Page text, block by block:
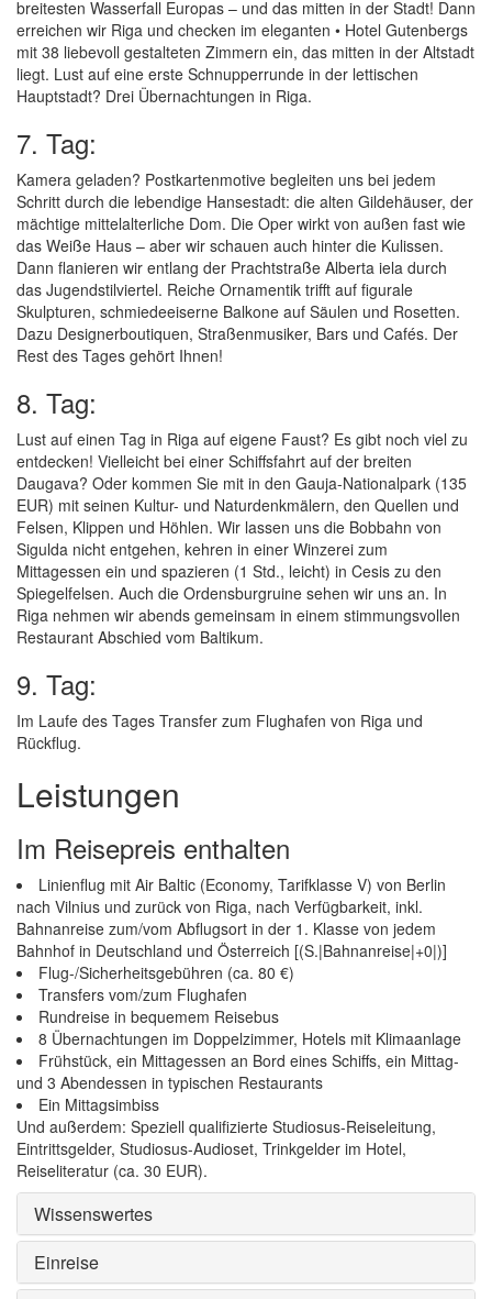
breitesten Wasserfall Europas – und das mitten in der Stadt! Dann
erreichen wir Riga und checken im eleganten • Hotel Gutenbergs
mit 38 liebevoll gestalteten Zimmern ein, das mitten in der Altstadt
liegt. Lust auf eine erste Schnupperrunde in der lettischen
Hauptstadt? Drei Übernachtungen in Riga.
7. Tag:
Kamera geladen? Postkartenmotive begleiten uns bei jedem
Schritt durch die lebendige Hansestadt: die alten Gildehäuser, der
mächtige mittelalterliche Dom. Die Oper wirkt von außen fast wie
das Weiße Haus – aber wir schauen auch hinter die Kulissen.
Dann flanieren wir entlang der Prachtstraße Alberta iela durch
das Jugendstilviertel. Reiche Ornamentik trifft auf figurale
Skulpturen, schmiedeeiserne Balkone auf Säulen und Rosetten.
Dazu Designerboutiquen, Straßenmusiker, Bars und Cafés. Der
Rest des Tages gehört Ihnen!
8. Tag:
Lust auf einen Tag in Riga auf eigene Faust? Es gibt noch viel zu
entdecken! Vielleicht bei einer Schiffsfahrt auf der breiten
Daugava? Oder kommen Sie mit in den Gauja-Nationalpark (135
EUR) mit seinen Kultur- und Naturdenkmälern, den Quellen und
Felsen, Klippen und Höhlen. Wir lassen uns die Bobbahn von
Sigulda nicht entgehen, kehren in einer Winzerei zum
Mittagessen ein und spazieren (1 Std., leicht) in Cesis zu den
Spiegelfelsen. Auch die Ordensburgruine sehen wir uns an. In
Riga nehmen wir abends gemeinsam in einem stimmungsvollen
Restaurant Abschied vom Baltikum.
9. Tag:
Im Laufe des Tages Transfer zum Flughafen von Riga und
Rückflug.
Leistungen
Im Reisepreis enthalten
Linienflug mit Air Baltic (Economy, Tarifklasse V) von Berlin
nach Vilnius und zurück von Riga, nach Verfügbarkeit, inkl.
Bahnanreise zum/vom Abflugsort in der 1. Klasse von jedem
Bahnhof in Deutschland und Österreich [(S.|Bahnanreise|+0|)]
Flug-/Sicherheitsgebühren (ca. 80 €)
Transfers vom/zum Flughafen
Rundreise in bequemem Reisebus
8 Übernachtungen im Doppelzimmer, Hotels mit Klimaanlage
Frühstück, ein Mittagessen an Bord eines Schiffs, ein Mittag-
und 3 Abendessen in typischen Restaurants
Ein Mittagsimbiss
Und außerdem: Speziell qualifizierte Studiosus-Reiseleitung,
Eintrittsgelder, Studiosus-Audioset, Trinkgelder im Hotel,
Reiseliteratur (ca. 30 EUR).
Wissenswertes
Einreise